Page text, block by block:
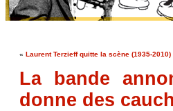
« Laurent Terzieff quitte la scène (1935-2010)
La bande
donne des